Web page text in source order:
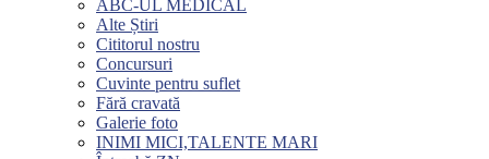
ABC-UL MEDICAL
Alte Știri
Cititorul nostru
Concursuri
Cuvinte pentru suflet
Fără cravată
Galerie foto
INIMI MICI,TALENTE MARI